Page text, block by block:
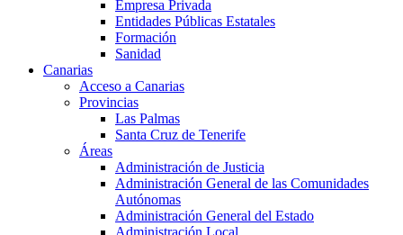
Empresa Privada
Entidades Públicas Estatales
Formación
Sanidad
Canarias
Acceso a Canarias
Provincias
Las Palmas
Santa Cruz de Tenerife
Áreas
Administración de Justicia
Administración General de las Comunidades
Autónomas
Administración General del Estado